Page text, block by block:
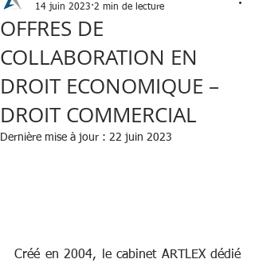
OFFRES DE
COLLABORATION EN
DROIT ECONOMIQUE –
DROIT COMMERCIAL
14 juin 2023 2 min de lecture
Dernière mise à jour : 22 juin 2023
Créé en 2004, le cabinet ARTLEX dédié